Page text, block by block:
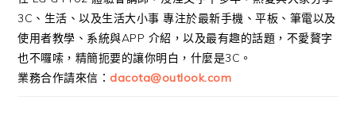
3C、生活、以及生活大小事 專注於最新手機、平板、筆電以及
使用者教學、系統與APP 介紹，以及最有趣的話題，不愛贅字
也不囉嗦，精簡扼要的讓你明白，什麼是3C。
業務合作請來信： dacota@outlook.com